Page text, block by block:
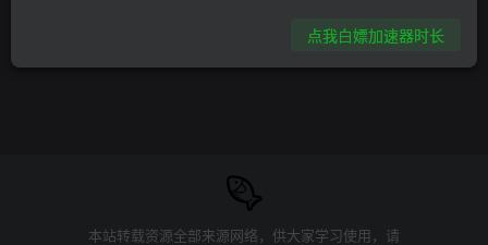
本站转载资源全部来源网络，供大家学习使用，请
点我白嫖加速器时长